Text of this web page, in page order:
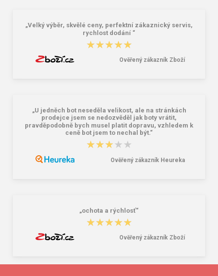
„Velký výběr, skvělé ceny, perfektní zákaznický servis,
rychlost dodání “
★★★★★
★★★★★
Ověřený zákazník Zboží
„U jedněch bot neseděla velikost, ale na stránkách
prodejce jsem se nedozvěděl jak boty vrátit,
pravděpodobně bych musel platit dopravu, vzhledem k
ceně bot jsem to nechal být.“
★★★★★
★★★★★
Ověřený zákazník Heureka
„ochota a rýchlosť“
★★★★★
★★★★★
Ověřený zákazník Zboží